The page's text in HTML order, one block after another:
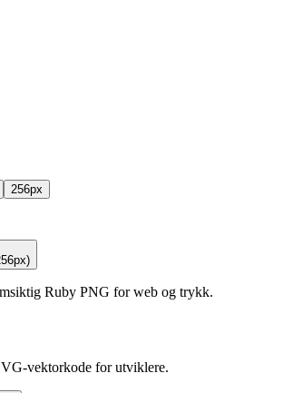
256px
px)
Ruby PNG for web og trykk.
vektorkode for utviklere.